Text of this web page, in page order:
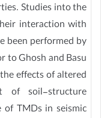
Studies into the
interaction with
been performed by
to Ghosh and Basu
effects of altered
of soil-structure
of TMDs in seismic